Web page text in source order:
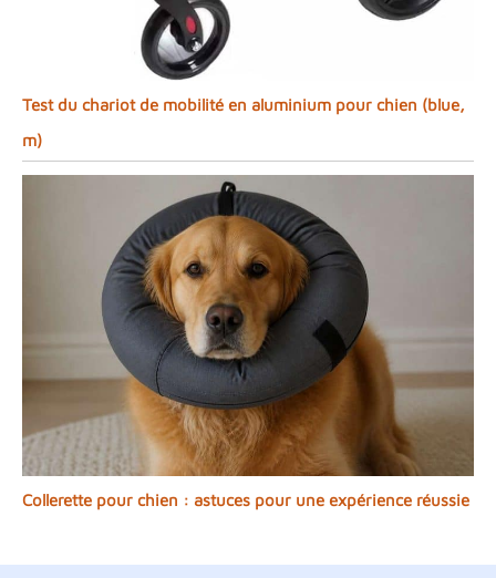
Test du chariot de mobilité en aluminium pour chien (blue,
m)
Collerette pour chien : astuces pour une expérience réussie